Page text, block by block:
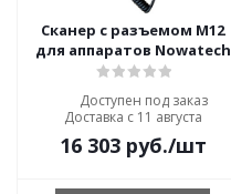
Сканер с разъемом M12
для аппаратов Nowatech
Доступен под заказ
Доставка с 11 августа
16 303руб./шт